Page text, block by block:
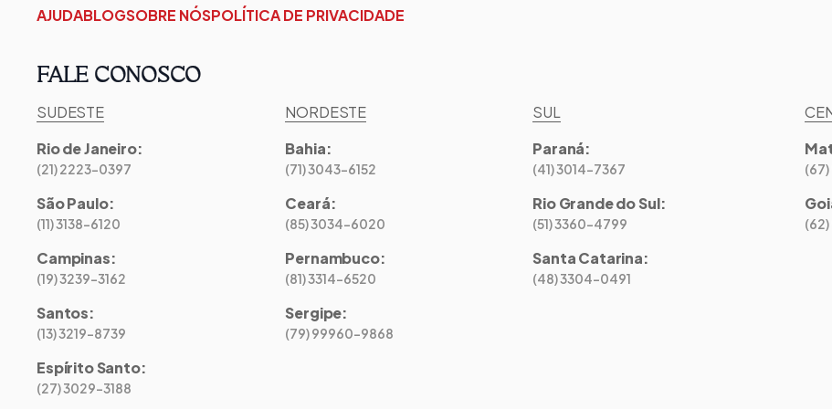
AJUDABLOGSOBRE NÓSPOLÍTICA DE PRIVACIDADE
FALE CONOSCO
SUDESTE
Rio de Janeiro:
(21) 2223-0397
São Paulo:
(11) 3138-6120
Campinas:
(19) 3239-3162
Santos:
(13) 3219-8739
Espírito Santo:
(27) 3029-3188
NORDESTE
Bahia:
(71) 3043-6152
Ceará:
(85) 3034-6020
Pernambuco:
(81) 3314-6520
Sergipe:
(79) 99960-9868
SUL
Paraná:
(41) 3014-7367
Rio Grande do Sul:
(51) 3360-4799
Santa Catarina:
(48) 3304-0491